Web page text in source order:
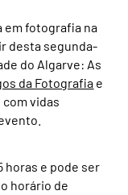
em fotografia na
desta segunda-
do Algarve: As
da Fotografia e
vidas
horas e pode ser
horário de